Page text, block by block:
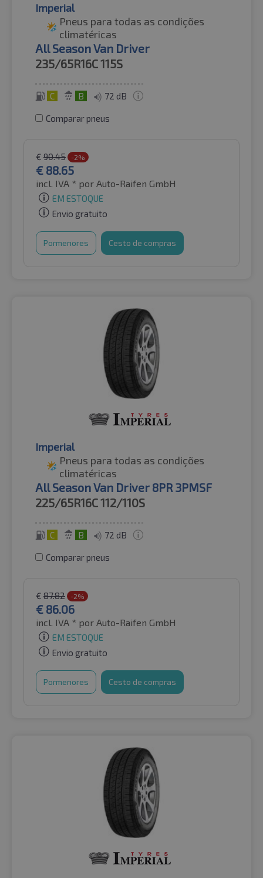
Imperial
Pneus para todas as condições
climatéricas
All Season Van Driver
235/65R16C115S
C B 72 dB
Comparar pneus
€ 90.45 -2%
€ 88.65
incl. IVA * por Auto-Raifen GmbH
EM ESTOQUE
Envio gratuito
Pormenores Cesto de compras
Imperial
Pneus para todas as condições
climatéricas
All Season Van Driver 8PR 3PMSF
225/65R16C112/110S
C B 72 dB
Comparar pneus
€ 87.82 -2%
€ 86.06
incl. IVA * por Auto-Raifen GmbH
EM ESTOQUE
Envio gratuito
Pormenores Cesto de compras